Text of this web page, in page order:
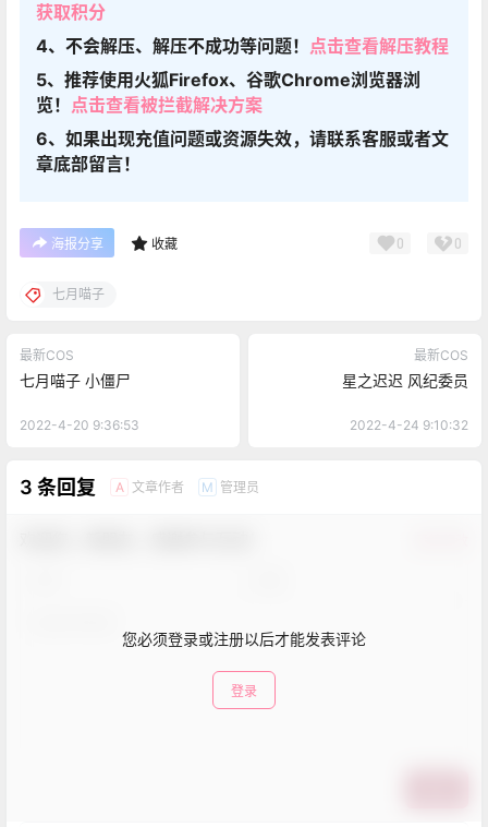
获取积分
4、不会解压、解压不成功等问题！ 点击查看解压教程
5、推荐使用火狐Firefox、谷歌Chrome浏览器浏
览！ 点击查看被拦截解决方案
6、如果出现充值问题或资源失效，请联系客服或者文
章底部留言！
海报分享 收藏 0 0
七月喵子
最新COS
七月喵子 小僵尸
2022-4-20 9:36:53
最新COS
星之迟迟 风纪委员
2022-4-24 9:10:32
3 条回复 A 文章作者 M 管理员
您必须登录或注册以后才能发表评论
登录